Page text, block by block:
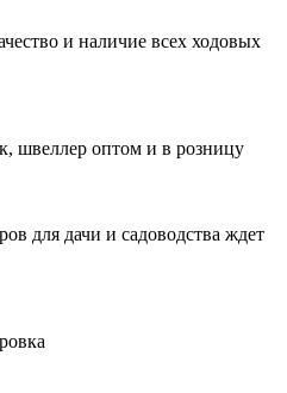
и наличие всех ходовых
швеллер оптом и в розницу
для дачи и садоводства ждет